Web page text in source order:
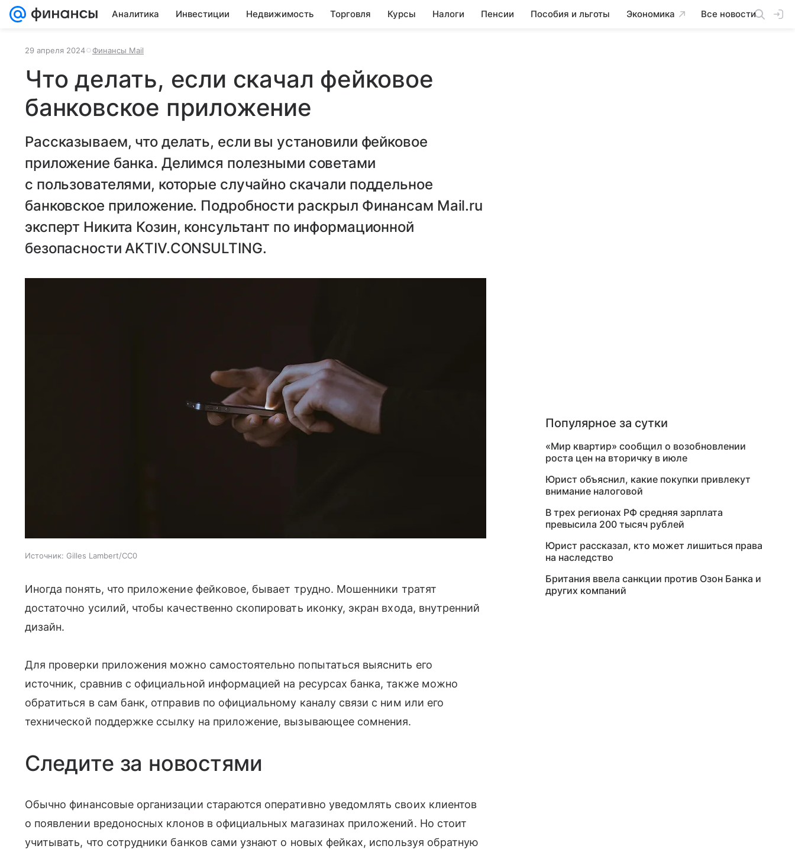
Аналитика Инвестиции Недвижимость Торговля Курсы Налоги Пенсии Пособия и льготы Экономика Все новости
29 апреля 2024 Финансы Mail
Что делать, если скачал фейковое
банковское приложение
Рассказываем, что делать, если вы установили фейковое
приложение банка. Делимся полезными советами
с пользователями, которые случайно скачали поддельное
банковское приложение. Подробности раскрыл Финансам Mail.ru
эксперт Никита Козин, консультант по информационной
безопасности AKTIV.CONSULTING.
Источник: Gilles Lambert/CC0
Иногда понять, что приложение фейковое, бывает трудно. Мошенники тратят
достаточно усилий, чтобы качественно скопировать иконку, экран входа, внутренний
дизайн.
Для проверки приложения можно самостоятельно попытаться выяснить его
источник, сравнив с официальной информацией на ресурсах банка, также можно
обратиться в сам банк, отправив по официальному каналу связи с ним или его
технической поддержке ссылку на приложение, вызывающее сомнения.
Следите за новостями
Обычно финансовые организации стараются оперативно уведомлять своих клиентов
о появлении вредоносных клонов в официальных магазинах приложений. Но стоит
учитывать, что сотрудники банков сами узнают о новых фейках, используя обратную
Популярное за сутки
«Мир квартир» сообщил о возобновлении
роста цен на вторичку в июле
Юрист объяснил, какие покупки привлекут
внимание налоговой
В трех регионах РФ средняя зарплата
превысила 200 тысяч рублей
Юрист рассказал, кто может лишиться права
на наследство
Британия ввела санкции против Озон Банка и
других компаний